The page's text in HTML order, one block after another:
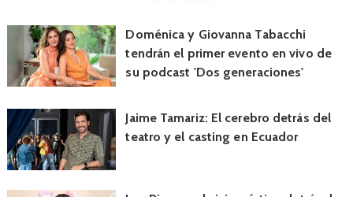
Doménica y Giovanna Tabacchi
tendrán el primer evento en vivo de
su podcast 'Dos generaciones'
Jaime Tamariz: El cerebro detrás del
teatro y el casting en Ecuador